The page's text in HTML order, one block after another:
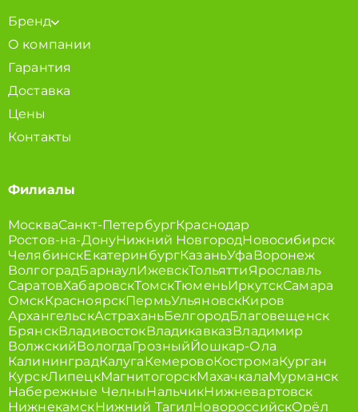
Бренд
О компании
Гарантия
Доставка
Цены
Контакты
Филиалы
МоскваСанкт-ПетербургКраснодар
Ростов-на-ДонуНижний НовгородНовосибирск
ЧелябинскЕкатеринбургКазаньУфаВоронеж
ВолгоградБарнаулИжевскТольяттиЯрославль
СаратовХабаровскТомскТюменьИркутскСамара
ОмскКрасноярскПермьУльяновскКиров
АрхангельскАстраханьБелгородБлаговещенск
БрянскВладивостокВладикавказВладимир
ВолжскийВологдаГрозныйЙошкар-Ола
КалининградКалугаКемеровоКостромаКурган
КурскЛипецкМагнитогорскМахачкалаМурманск
Набережные ЧелныНальчикНижневартовск
НижнекамскНижний ТагилНовороссийскОрёл